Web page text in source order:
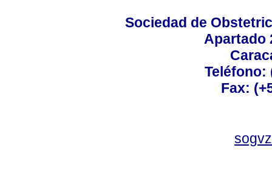
Sociedad de
Apartado
Teléfono:
Fax: